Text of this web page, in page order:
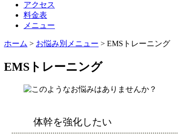
アクセス
料金表
メニュー
ホーム > お悩み別メニュー > EMSトレーニング
EMSトレーニング
体幹を強化したい